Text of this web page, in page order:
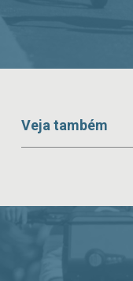
Veja também